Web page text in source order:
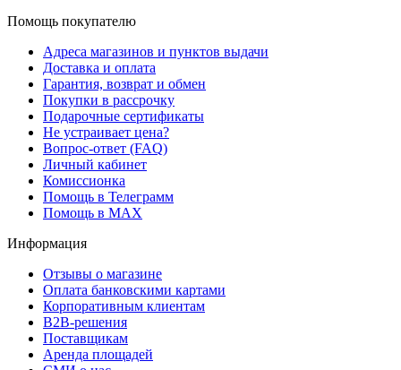
Помощь покупателю
Адреса магазинов и пунктов выдачи
Доставка и оплата
Гарантия, возврат и обмен
Покупки в рассрочку
Подарочные сертификаты
Не устраивает цена?
Вопрос-ответ (FAQ)
Личный кабинет
Комиссионка
Помощь в Телеграмм
Помощь в MAX
Информация
Отзывы о магазине
Оплата банковскими картами
Корпоративным клиентам
B2B-решения
Поставщикам
Аренда площадей